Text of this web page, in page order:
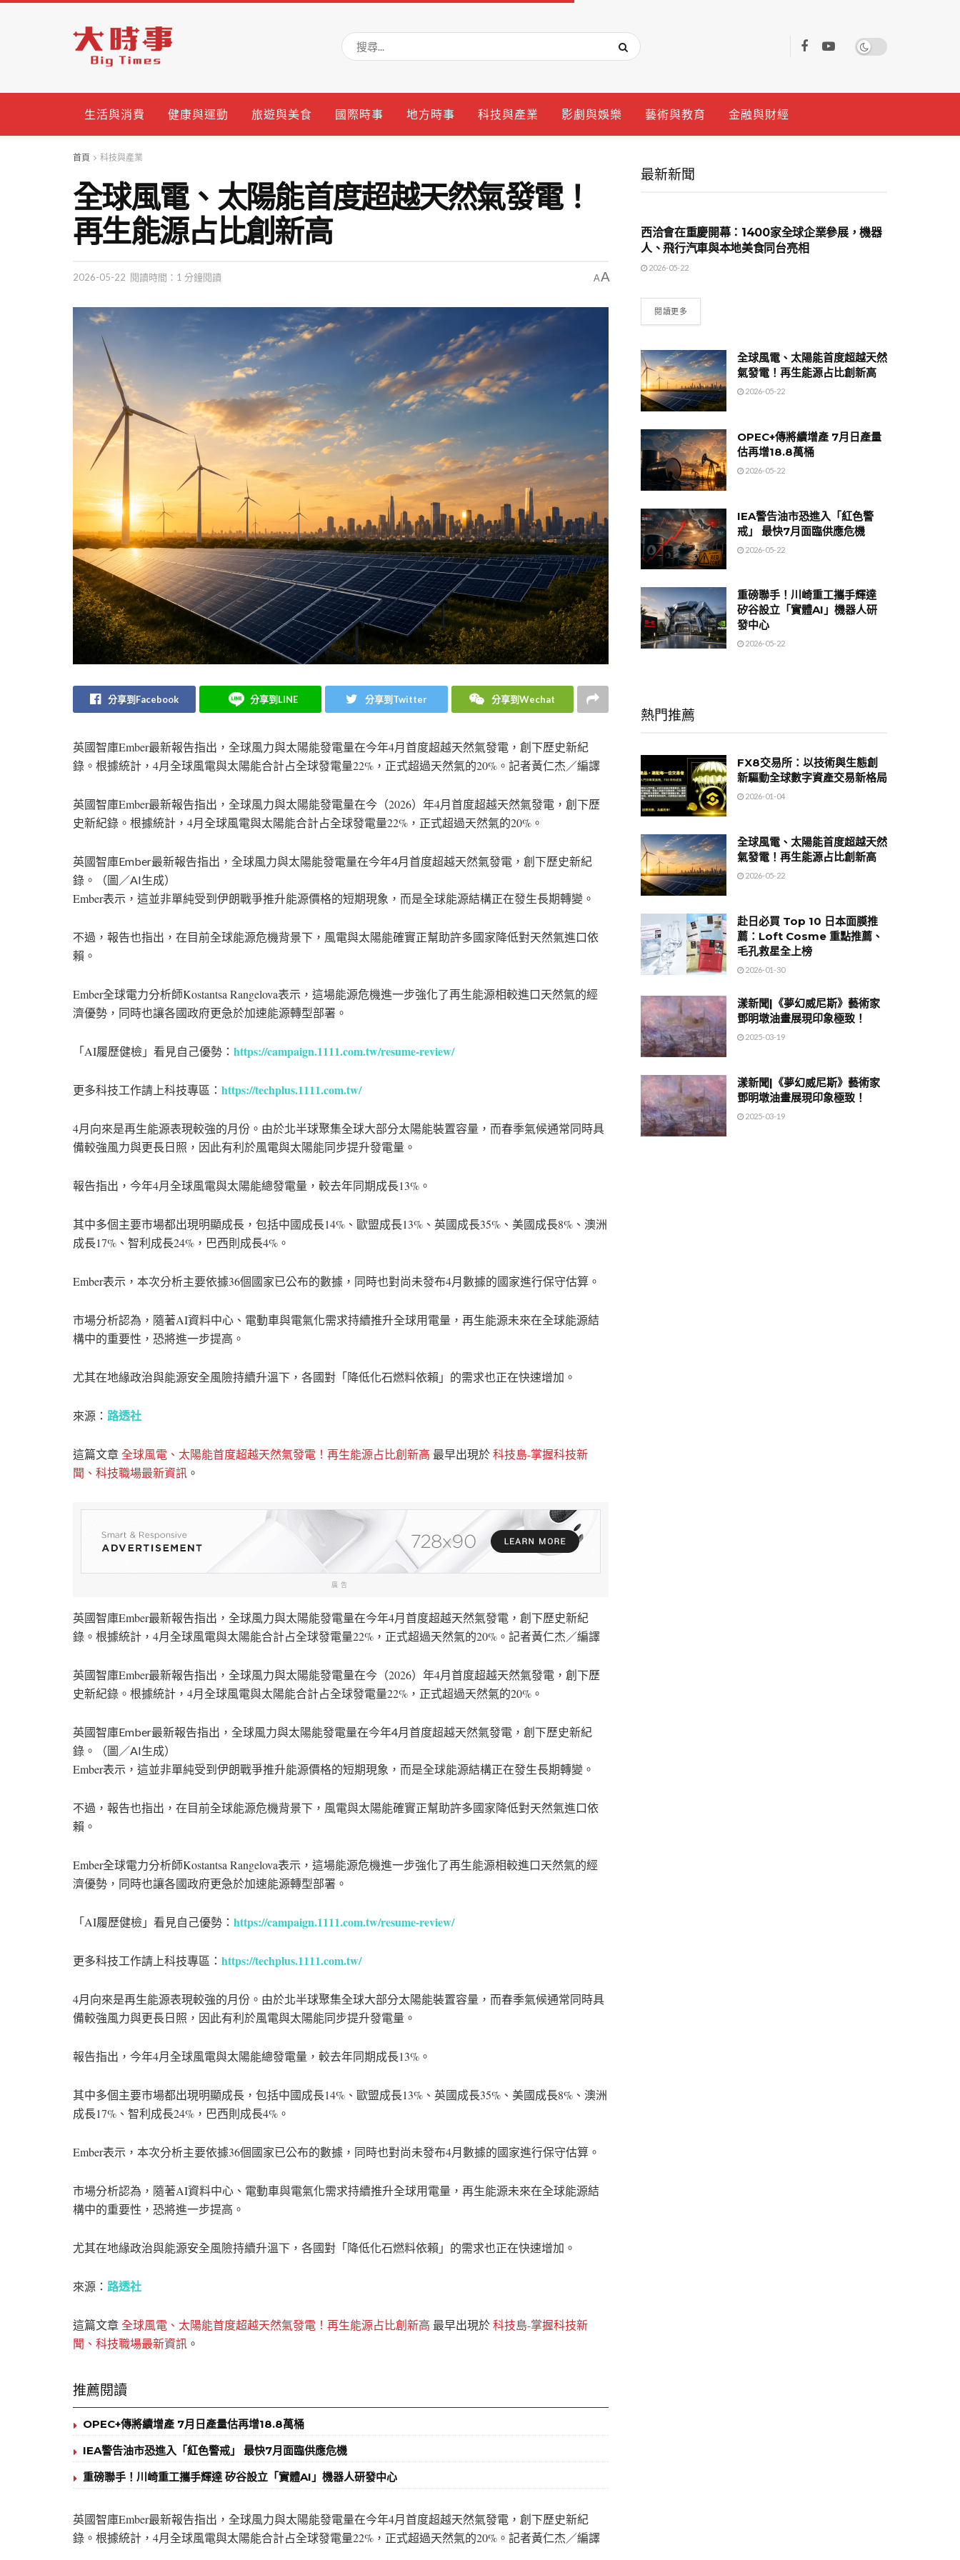
生活與消費 健康與運動 旅遊與美食 國際時事 地方時事 科技與產業 影劇與娛樂 藝術與教育 金融與財經
首頁 科技與產業
全球風電、太陽能首度超越天然氣發電！
再生能源占比創新高
2026-05-22 閱讀時間：1 分鐘閱讀 AA
分享到Facebook 分享到LINE 分享到Twitter 分享到Wechat
英國智庫Ember最新報告指出，全球風力與太陽能發電量在今年4月首度超越天然氣發電，創下歷史新紀
錄。根據統計，4月全球風電與太陽能合計占全球發電量22%，正式超過天然氣的20%。 記者黃仁杰／編譯
英國智庫Ember最新報告指出，全球風力與太陽能發電量在今（2026）年4月首度超越天然氣發電，創下歷
史新紀錄。根據統計，4月全球風電與太陽能合計占全球發電量22%，正式超過天然氣的20%。
英國智庫Ember最新報告指出，全球風力與太陽能發電量在今年4月首度超越天然氣發電，創下歷史新紀
錄。（圖／AI生成）
Ember表示，這並非單純受到伊朗戰爭推升能源價格的短期現象，而是全球能源結構正在發生長期轉變。
不過，報告也指出，在目前全球能源危機背景下，風電與太陽能確實正幫助許多國家降低對天然氣進口依
賴。
Ember全球電力分析師Kostantsa Rangelova表示，這場能源危機進一步強化了再生能源相較進口天然氣的經
濟優勢，同時也讓各國政府更急於加速能源轉型部署。
「AI履歷健檢」看見自己優勢： https://campaign.1111.com.tw/resume-review/
更多科技工作請上科技專區： https://techplus.1111.com.tw/
4月向來是再生能源表現較強的月份。由於北半球聚集全球大部分太陽能裝置容量，而春季氣候通常同時具
備較強風力與更長日照，因此有利於風電與太陽能同步提升發電量。
報告指出，今年4月全球風電與太陽能總發電量，較去年同期成長13%。
其中多個主要市場都出現明顯成長，包括中國成長14%、歐盟成長13%、英國成長35%、美國成長8%、澳洲
成長17%、智利成長24%，巴西則成長4%。
Ember表示，本次分析主要依據36個國家已公布的數據，同時也對尚未發布4月數據的國家進行保守估算。
市場分析認為，隨著AI資料中心、電動車與電氣化需求持續推升全球用電量，再生能源未來在全球能源結
構中的重要性，恐將進一步提高。
尤其在地緣政治與能源安全風險持續升溫下，各國對「降低化石燃料依賴」的需求也正在快速增加。
來源： 路透社
這篇文章全球風電、太陽能首度超越天然氣發電！再生能源占比創新高 最早出現於科技島-掌握科技新
聞、科技職場最新資訊 。
廣告
英國智庫Ember最新報告指出，全球風力與太陽能發電量在今年4月首度超越天然氣發電，創下歷史新紀
錄。根據統計，4月全球風電與太陽能合計占全球發電量22%，正式超過天然氣的20%。 記者黃仁杰／編譯
英國智庫Ember最新報告指出，全球風力與太陽能發電量在今（2026）年4月首度超越天然氣發電，創下歷
史新紀錄。根據統計，4月全球風電與太陽能合計占全球發電量22%，正式超過天然氣的20%。
英國智庫Ember最新報告指出，全球風力與太陽能發電量在今年4月首度超越天然氣發電，創下歷史新紀
錄。（圖／AI生成）
Ember表示，這並非單純受到伊朗戰爭推升能源價格的短期現象，而是全球能源結構正在發生長期轉變。
不過，報告也指出，在目前全球能源危機背景下，風電與太陽能確實正幫助許多國家降低對天然氣進口依
賴。
Ember全球電力分析師Kostantsa Rangelova表示，這場能源危機進一步強化了再生能源相較進口天然氣的經
濟優勢，同時也讓各國政府更急於加速能源轉型部署。
「AI履歷健檢」看見自己優勢： https://campaign.1111.com.tw/resume-review/
更多科技工作請上科技專區： https://techplus.1111.com.tw/
4月向來是再生能源表現較強的月份。由於北半球聚集全球大部分太陽能裝置容量，而春季氣候通常同時具
備較強風力與更長日照，因此有利於風電與太陽能同步提升發電量。
報告指出，今年4月全球風電與太陽能總發電量，較去年同期成長13%。
其中多個主要市場都出現明顯成長，包括中國成長14%、歐盟成長13%、英國成長35%、美國成長8%、澳洲
成長17%、智利成長24%，巴西則成長4%。
Ember表示，本次分析主要依據36個國家已公布的數據，同時也對尚未發布4月數據的國家進行保守估算。
市場分析認為，隨著AI資料中心、電動車與電氣化需求持續推升全球用電量，再生能源未來在全球能源結
構中的重要性，恐將進一步提高。
尤其在地緣政治與能源安全風險持續升溫下，各國對「降低化石燃料依賴」的需求也正在快速增加。
來源： 路透社
這篇文章全球風電、太陽能首度超越天然氣發電！再生能源占比創新高 最早出現於科技島-掌握科技新
聞、科技職場最新資訊 。
推薦閱讀
OPEC+傳將續增產 7月日產量估再增18.8萬桶
IEA警告油市恐進入「紅色警戒」 最快7月面臨供應危機
重磅聯手！川崎重工攜手輝達 矽谷設立「實體AI」機器人研發中心
英國智庫Ember最新報告指出，全球風力與太陽能發電量在今年4月首度超越天然氣發電，創下歷史新紀
錄。根據統計，4月全球風電與太陽能合計占全球發電量22%，正式超過天然氣的20%。 記者黃仁杰／編譯
最新新聞
國際時事
西洽會在重慶開幕：1400家全球企業參展，機器
人、飛行汽車與本地美食同台亮相
2026-05-22
閱讀更多
全球風電、太陽能首度超越天然
氣發電！再生能源占比創新高
2026-05-22
OPEC+傳將續增產 7月日產量
估再增18.8萬桶
2026-05-22
IEA警告油市恐進入「紅色警
戒」 最快7月面臨供應危機
2026-05-22
重磅聯手！川崎重工攜手輝達
矽谷設立「實體AI」機器人研
發中心
2026-05-22
熱門推薦
FX8交易所：以技術與生態創
新驅動全球數字資產交易新格局
2026-01-04
全球風電、太陽能首度超越天然
氣發電！再生能源占比創新高
2026-05-22
赴日必買 Top 10 日本面膜推
薦：Loft Cosme 重點推薦、
毛孔救星全上榜
2026-01-30
漾新聞|《夢幻威尼斯》藝術家
鄧明墩油畫展現印象極致！
2025-03-19
漾新聞|《夢幻威尼斯》藝術家
鄧明墩油畫展現印象極致！
2025-03-19